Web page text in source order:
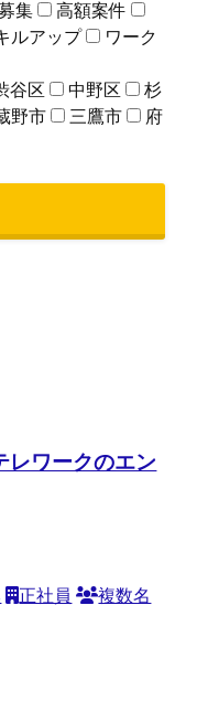
集
高額案件
ルアップ
ワーク
谷区 中野区
杉
野市 三鷹市
府
レワークのエン
正社員
複数名